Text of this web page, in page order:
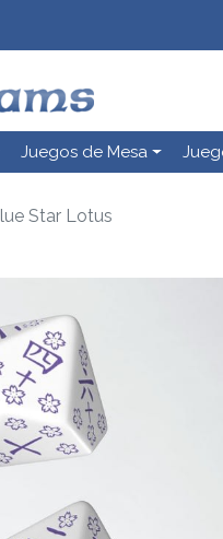
Juegos de Mesa
Star Lotus